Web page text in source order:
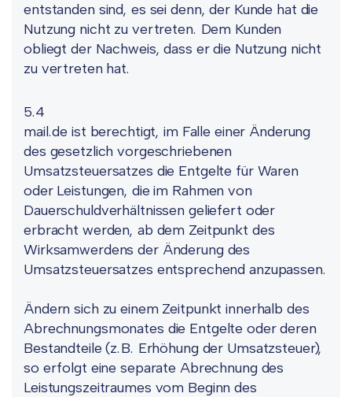
entstanden sind, es sei denn, der Kunde hat die
Nutzung nicht zu vertreten. Dem Kunden
obliegt der Nachweis, dass er die Nutzung nicht
zu vertreten hat.
5.4
mail.de ist berechtigt, im Falle einer Änderung
des gesetzlich vorgeschriebenen
Umsatzsteuersatzes die Entgelte für Waren
oder Leistungen, die im Rahmen von
Dauerschuldverhältnissen geliefert oder
erbracht werden, ab dem Zeitpunkt des
Wirksamwerdens der Änderung des
Umsatzsteuersatzes entsprechend anzupassen.
Ändern sich zu einem Zeitpunkt innerhalb des
Abrechnungsmonates die Entgelte oder deren
Bestandteile (z.B. Erhöhung der Umsatzsteuer),
so erfolgt eine separate Abrechnung des
Leistungszeitraumes vom Beginn des